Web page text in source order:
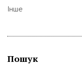
Інше
Пошук